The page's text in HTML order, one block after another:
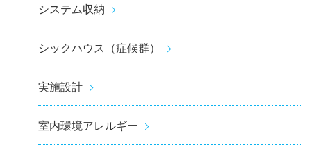
システム収納
シックハウス（症候群）
実施設計
室内環境アレルギー